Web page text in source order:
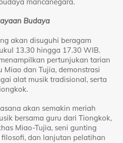
Budaya
akan disuguhi beragam
13.30 hingga 17.30 WIB.
pertunjukan tarian
dan Tujia, demonstrasi
alat musik tradisional, serta
akan semakin meriah
bersama guru dari Tiongkok,
Miao-Tujia, seni gunting
dan lanjutan pelatihan